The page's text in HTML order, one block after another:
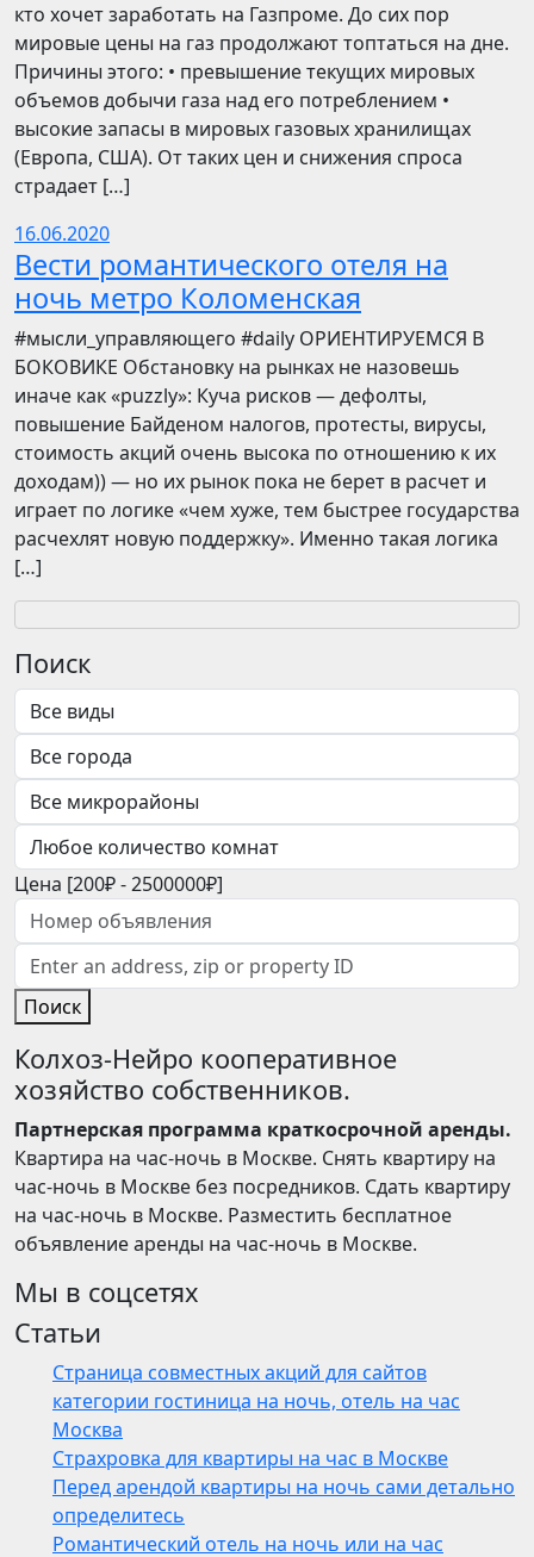
кто хочет заработать на Газпроме. До сих пор
мировые цены на газ продолжают топтаться на дне.
Причины этого: • превышение текущих мировых
объемов добычи газа над его потреблением •
высокие запасы в мировых газовых хранилищах
(Европа, США). От таких цен и снижения спроса
страдает […]
16.06.2020
Вести романтического отеля на
ночь метро Коломенская
​​#мысли_управляющего #daily ОРИЕНТИРУЕМСЯ В
БОКОВИКЕ Обстановку на рынках не назовешь
иначе как «puzzly»: Куча рисков — дефолты,
повышение Байденом налогов, протесты, вирусы,
стоимость акций очень высока по отношению к их
доходам)) — но их рынок пока не берет в расчет и
играет по логике «чем хуже, тем быстрее государства
расчехлят новую поддержку». Именно такая логика
[…]
Поиск
Цена [200₽-2500000₽]
Поиск
Колхоз-Нейро кооперативное
хозяйство собственников.
Партнерская программа краткосрочной аренды.
Квартира на час-ночь в Москве. Снять квартиру на
час-ночь в Москве без посредников. Сдать квартиру
на час-ночь в Москве. Разместить бесплатное
объявление аренды на час-ночь в Москве.
Мы в соцсетях
Статьи
Страница совместных акций для сайтов
категории гостиница на ночь, отель на час
Москва
Страхровка для квартиры на час в Москве
Перед арендой квартиры на ночь сами детально
определитесь
Романтический отель на ночь или на час